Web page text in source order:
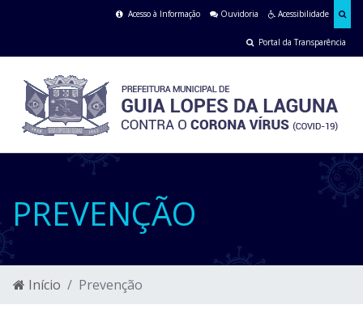
Acessibilidade
Ouvidoria
Acesso à Informação
Portal da Transparência
PREVENÇÃO
Início Prevenção